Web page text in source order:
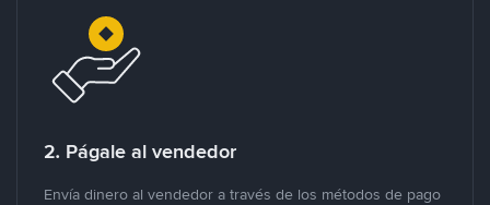
2. Págale al vendedor
Envía dinero al vendedor a través de los métodos de pago